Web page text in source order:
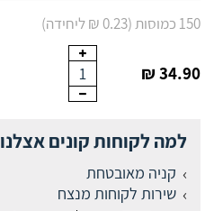
150 כמוסות (0.23 ₪ ליחידה)
34.90 ₪
1
למה לקוחות קונים אצלנו
קניה מאובטחת
שירות לקוחות מנצח